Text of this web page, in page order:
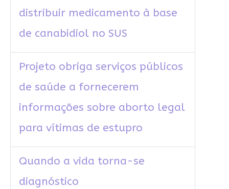
distribuir medicamento à base
de canabidiol no SUS
Projeto obriga serviços públicos
de saúde a fornecerem
informações sobre aborto legal
para vítimas de estupro
Quando a vida torna-se
diagnóstico